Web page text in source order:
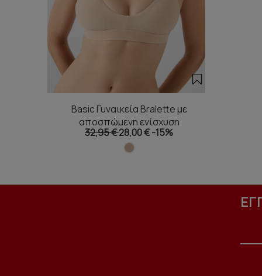
Basic Γυναικεία Bralette με
αποσπώμενη ενίσχυση
32,95 €28,00 €-15%